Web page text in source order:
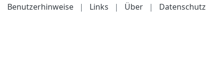
Benutzerhinweise
| Links | Über | Datenschutz